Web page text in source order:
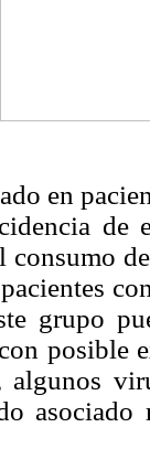
en
de
consumo
grupo
posible
asociado